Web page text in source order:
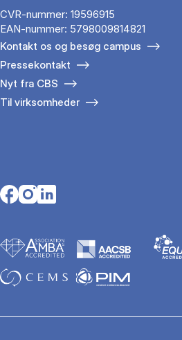
CVR-nummer: 19596915
EAN-nummer: 5798009814821
Kontakt os og besøg campus
Pressekontakt
Nyt fra CBS
Til virksomheder
Opens in a new tab
Opens in a new tab
Opens in a new tab